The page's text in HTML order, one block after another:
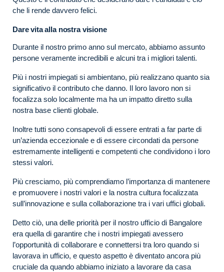
che li rende davvero felici.
Dare vita alla nostra visione
Durante il nostro primo anno sul mercato, abbiamo assunto
persone veramente incredibili e alcuni tra i migliori talenti.
Più i nostri impiegati si ambientano, più realizzano quanto sia
significativo il contributo che danno. Il loro lavoro non si
focalizza solo localmente ma ha un impatto diretto sulla
nostra base clienti globale.
Inoltre tutti sono consapevoli di essere entrati a far parte di
un’azienda eccezionale e di essere circondati da persone
estremamente intelligenti e competenti che condividono i loro
stessi valori.
Più cresciamo, più comprendiamo l’importanza di mantenere
e promuovere i nostri valori e la nostra cultura focalizzata
sull’innovazione e sulla collaborazione tra i vari uffici globali.
Detto ciò, una delle priorità per il nostro ufficio di Bangalore
era quella di garantire che i nostri impiegati avessero
l’opportunità di collaborare e connettersi tra loro quando si
lavorava in ufficio, e questo aspetto è diventato ancora più
cruciale da quando abbiamo iniziato a lavorare da casa